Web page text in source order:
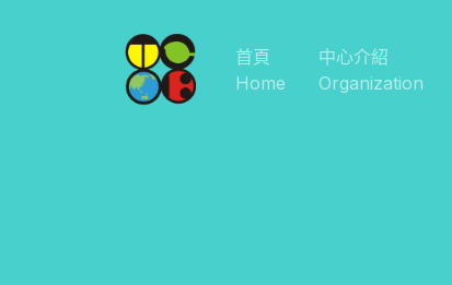
首頁
Home
中心介紹
Organization